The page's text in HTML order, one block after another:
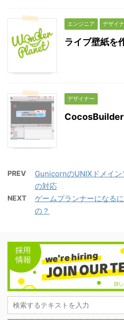
エンジニア デザイ
ライブ壁紙を
デザイナー
PREV
GunicornのUNIXドメイ
の対応
NEXT
ゲームプランナーになる
の？